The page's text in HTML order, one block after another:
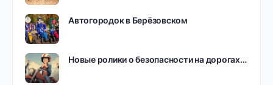
Автогородок в Берёзовском
Новые ролики о безопасности на дорогах…